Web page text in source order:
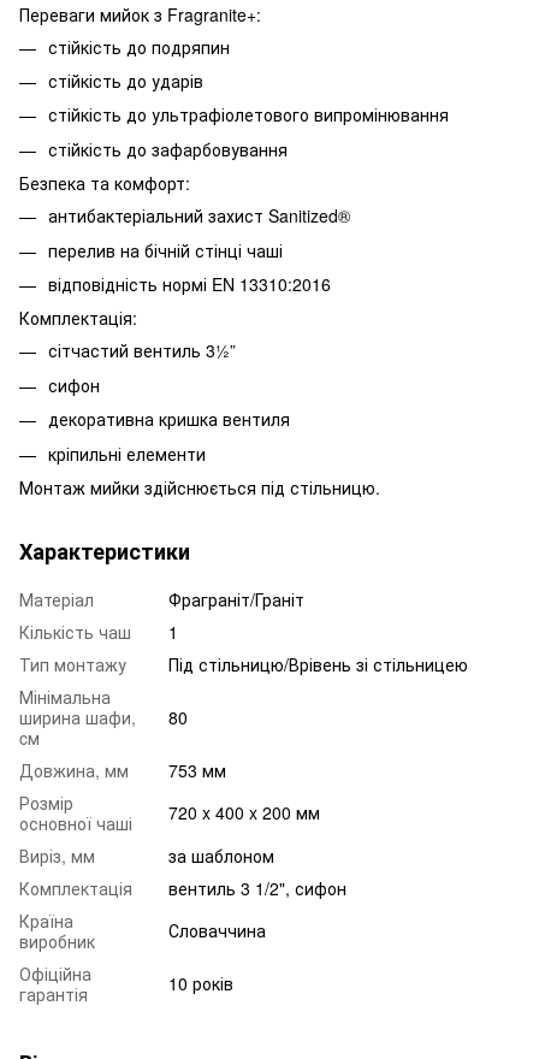
Переваги мийок з Fragranite+:
стійкість до подряпин
стійкість до ударів
стійкість до ультрафіолетового випромінювання
стійкість до зафарбовування
Безпека та комфорт:
антибактеріальний захист Sanitized®
перелив на бічній стінці чаші
відповідність нормі EN 13310:2016
Комплектація:
сітчастий вентиль 3½”
сифон
декоративна кришка вентиля
кріпильні елементи
Монтаж мийки здійснюється під стільницю.
Характеристики
Матеріал
Фраграніт/Граніт
Кількість чаш
1
Тип монтажу
Під стільницю/Врівень зі стільницею
Мінімальна
ширина шафи,
cм
80
Довжина, мм
753 мм
Розмір
основної чаші
720 x 400 x 200 мм
Виріз, мм
за шаблоном
Комплектація
вентиль 3 1/2", сифон
Країна
виробник
Словаччина
Офіційна
гарантія
10 років